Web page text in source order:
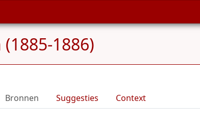
1886)
Bronnen Suggesties Context